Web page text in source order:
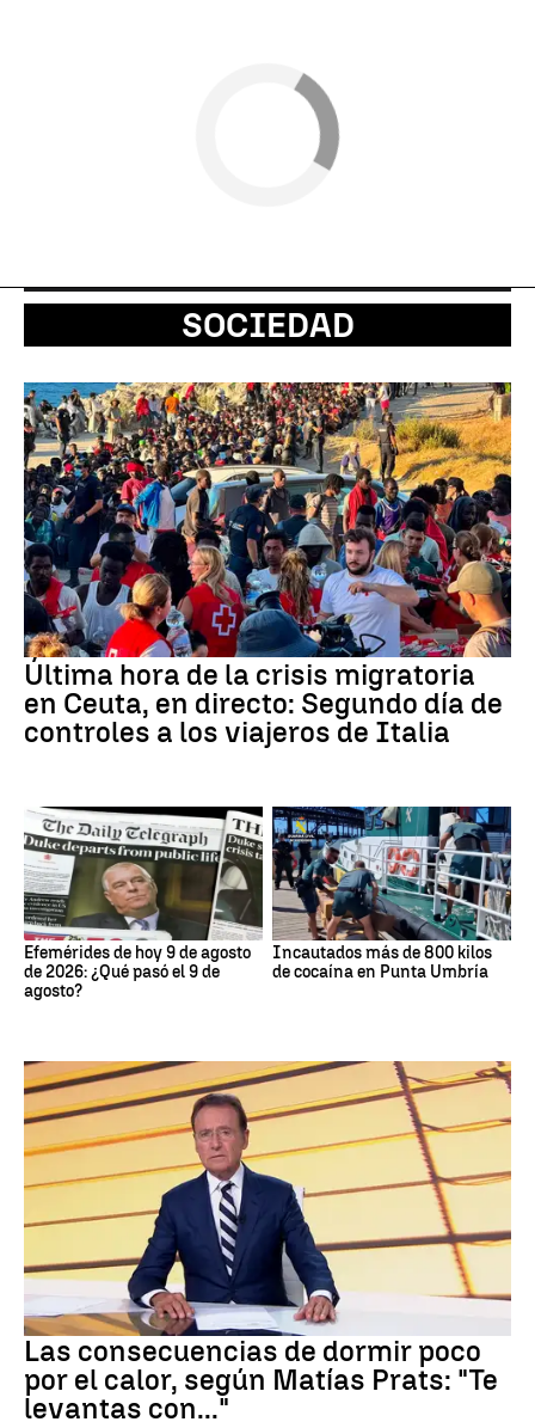
SOCIEDAD
Última hora de la crisis migratoria
en Ceuta, en directo: Segundo día de
controles a los viajeros de Italia
Efemérides de hoy 9 de agosto
de 2026: ¿Qué pasó el 9 de
agosto?
Incautados más de 800 kilos
de cocaína en Punta Umbría
Dormir
Las consecuencias de dormir poco
por el calor, según Matías Prats: "Te
levantas con..."